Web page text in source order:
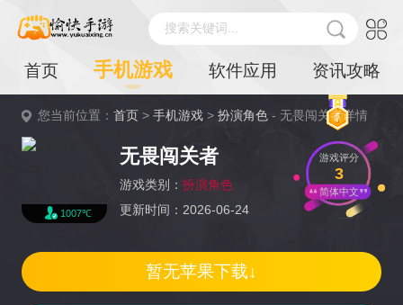
搜索关键词...
首页 手机游戏 软件应用 资讯攻略
您当前位置：首页 >手机游戏 >扮演角色 - 无畏闯关者详情
1007℃
无畏闯关者
游戏类别： 扮演角色
更新时间：2026-06-24
游戏评分
3
简体中文
暂无苹果下载↓